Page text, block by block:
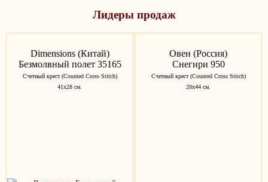
Лидеры продаж
Dimensions (Китай)
Безмолвный полет 35165
Счетный крест (Counted Cross Stitch)
41х28 см.
Овен (Россия)
Снегири 950
Счетный крест (Counted Cross Stitch)
20х44 см.